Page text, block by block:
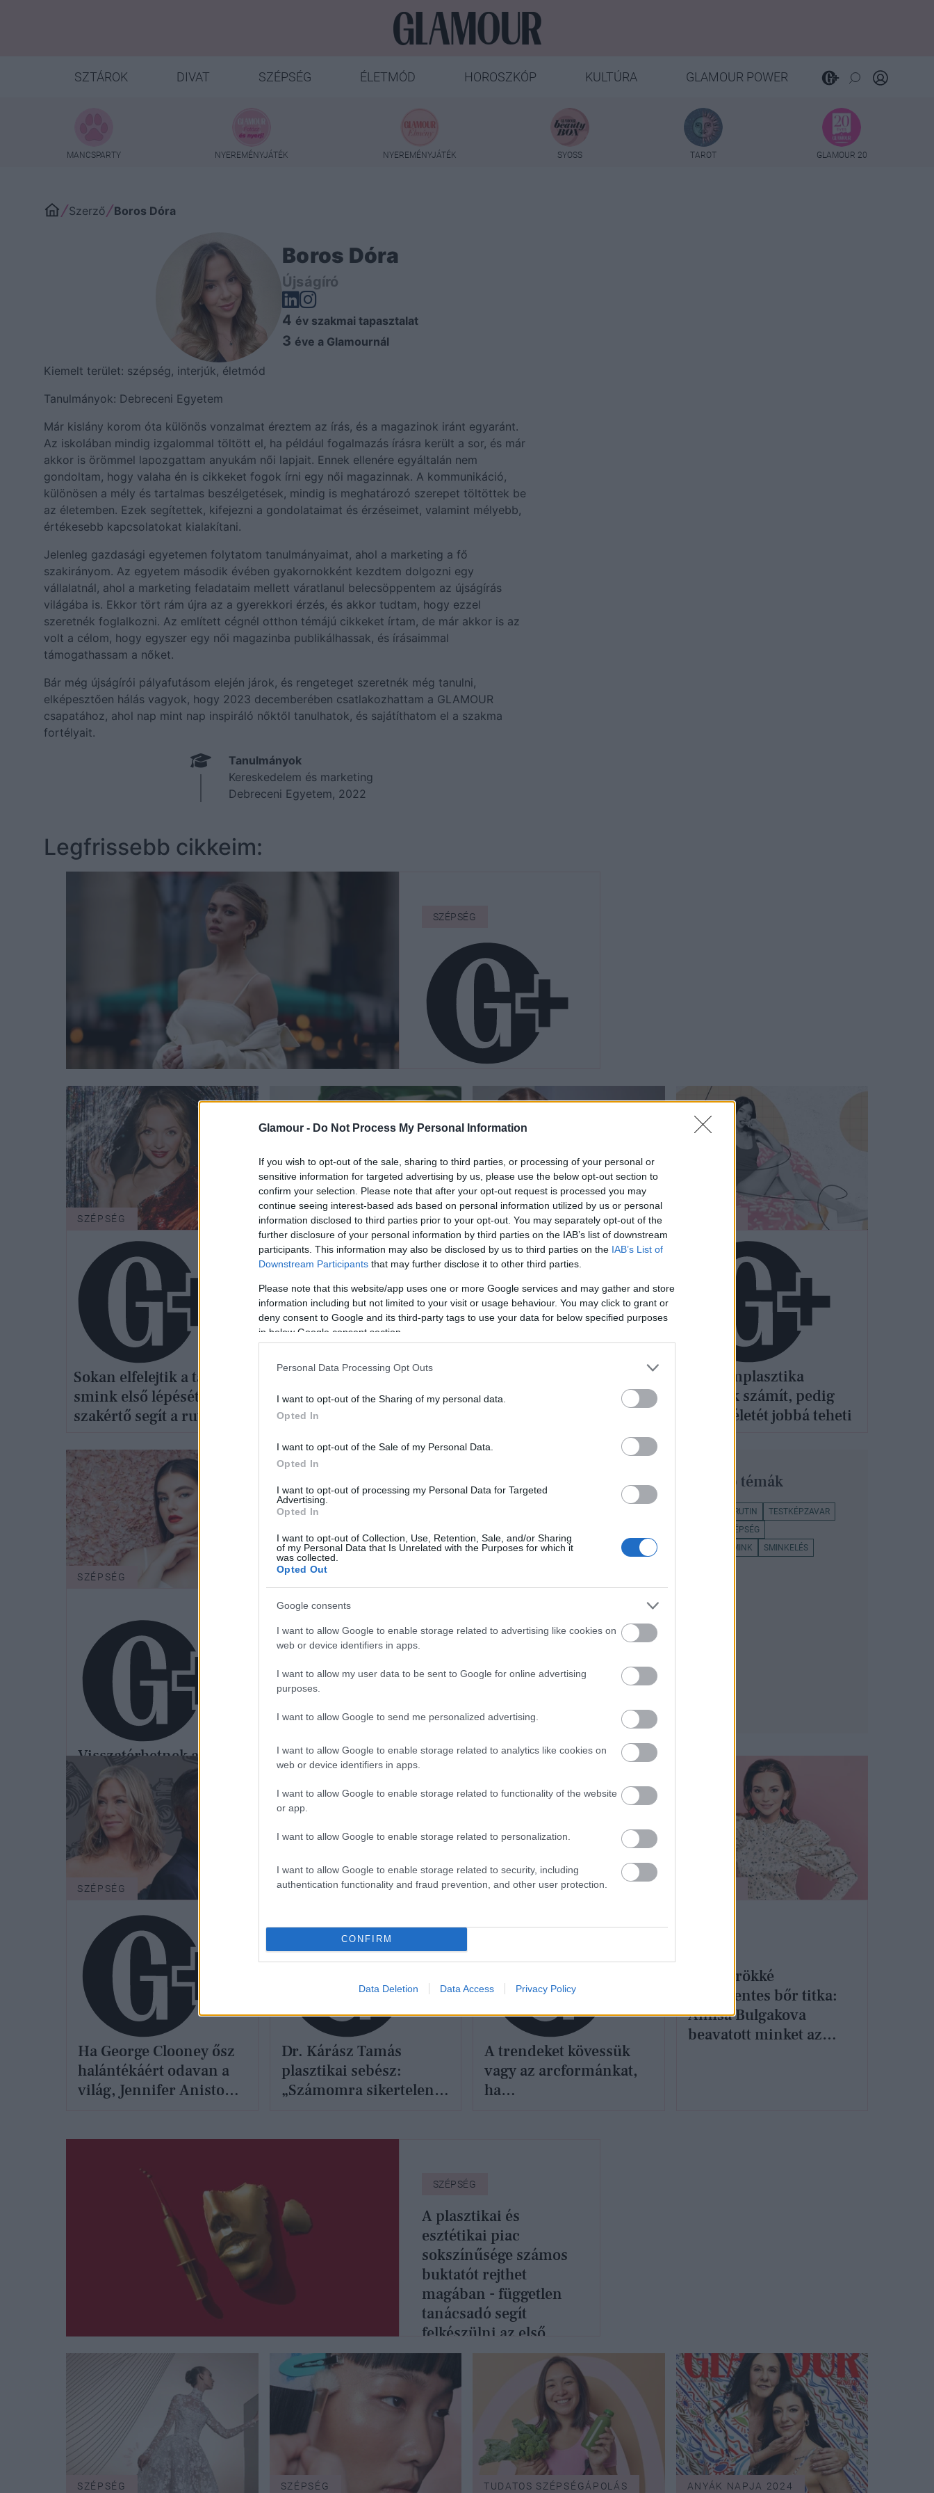
Glamour - Do Not Process My Personal Information
If you wish to opt-out of the sale, sharing to third parties, or processing of your personal or
sensitive information for targeted advertising by us, please use the below opt-out section to
confirm your selection. Please note that after your opt-out request is processed you may
continue seeing interest-based ads based on personal information utilized by us or personal
information disclosed to third parties prior to your opt-out. You may separately opt-out of the
further disclosure of your personal information by third parties on the IAB’s list of downstream
participants. This information may also be disclosed by us to third parties on the IAB’s List of
Downstream Participants that may further disclose it to other third parties.
Please note that this website/app uses one or more Google services and may gather and store
information including but not limited to your visit or usage behaviour. You may click to grant or
deny consent to Google and its third-party tags to use your data for below specified purposes
in below Google consent section.
Personal Data Processing Opt Outs
I want to opt-out of the Sharing of my personal data.
Opted In
I want to opt-out of the Sale of my Personal Data.
Opted In
I want to opt-out of processing my Personal Data for Targeted
Advertising.
Opted In
I want to opt-out of Collection, Use, Retention, Sale, and/or Sharing
of my Personal Data that Is Unrelated with the Purposes for which it
was collected.
Opted Out
Google consents
I want to allow Google to enable storage related to advertising like cookies on
web or device identifiers in apps.
I want to allow my user data to be sent to Google for online advertising
purposes.
I want to allow Google to send me personalized advertising.
I want to allow Google to enable storage related to analytics like cookies on
web or device identifiers in apps.
I want to allow Google to enable storage related to functionality of the website
or app.
I want to allow Google to enable storage related to personalization.
I want to allow Google to enable storage related to security, including
authentication functionality and fraud prevention, and other user protection.
CONFIRM
Data Deletion Data Access Privacy Policy
SZTÁROK DIVAT SZÉPSÉG ÉLETMÓD HOROSZKÓP KULTÚRA GLAMOUR POWER
MANCSPARTY NYEREMÉNYJÁTÉK NYEREMÉNYJÁTÉK SYOSS TAROT GLAMOUR 20
Szerző Boros Dóra
Boros Dóra
Újságíró
4 év szakmai tapasztalat
3 éve a Glamournál
Kiemelt terület: szépség, interjúk, életmód
Tanulmányok: Debreceni Egyetem
Már kislány korom óta különös vonzalmat éreztem az írás, és a magazinok iránt egyaránt.
Az iskolában mindig izgalommal töltött el, ha például fogalmazás írásra került a sor, és már
akkor is örömmel lapozgattam anyukám női lapjait. Ennek ellenére egyáltalán nem
gondoltam, hogy valaha én is cikkeket fogok írni egy női magazinnak. A kommunikáció,
különösen a mély és tartalmas beszélgetések, mindig is meghatározó szerepet töltöttek be
az életemben. Ezek segítettek, kifejezni a gondolataimat és érzéseimet, valamint mélyebb,
értékesebb kapcsolatokat kialakítani.
Jelenleg gazdasági egyetemen folytatom tanulmányaimat, ahol a marketing a fő
szakirányom. Az egyetem második évében gyakornokként kezdtem dolgozni egy
vállalatnál, ahol a marketing feladataim mellett váratlanul belecsöppentem az újságírás
világába is. Ekkor tört rám újra az a gyerekkori érzés, és akkor tudtam, hogy ezzel
szeretnék foglalkozni. Az említett cégnél otthon témájú cikkeket írtam, de már akkor is az
volt a célom, hogy egyszer egy női magazinba publikálhassak, és írásaimmal
támogathassam a nőket.
Bár még újságírói pályafutásom elején járok, és rengeteget szeretnék még tanulni,
elképesztően hálás vagyok, hogy 2023 decemberében csatlakozhattam a GLAMOUR
csapatához, ahol nap mint nap inspiráló nőktől tanulhatok, és sajátíthatom el a szakma
fortélyait.
Tanulmányok
Kereskedelem és marketing
Debreceni Egyetem, 2022
Legfrissebb cikkeim:
SZÉPSÉG
kevesebbet eszem:
étkezés
önbizalomharc
SZÉPSÉG
Sokan elfelejtik a tartós
smink első lépését:
szakértő segít a rutin
SZÉPSÉG
bőröm napi 3 liter víztől?
SZÉPSÉG
ilyen hajstílust
ha nincs időd foglalkozni
vele
Az intimplasztika
tabunak számít, pedig
sok nő életét jobbá teheti
SZÉPSÉG
Visszatérhetnek a kilencvenes
évek, de a mesterséges
intelligencia is egyre nagyobb
szerepet kap majd - szakértő
mesél az idei év sminktrendjeiről
Szakembert kérdeztünk: lehet-e az
ajakfeltöltés természetes?
Legnépszerűbb témák
BŐRÁPOLÁSI RUTIN
TESTKÉPZAVAR
SZÉPSÉG
BŐRÁPOLÁSI TIPPEK
SMINK
SMINKELÉS
SZÉPSÉG
Ha George Clooney ősz
halántékáért odavan a
világ, Jennifer Anistont
SZÉPSÉG
Dr. Kárász Tamás
plasztikai sebész:
„Számomra sikertelen
SZÉPSÉG
A trendeket kövessük
vagy az arcformánkat,
ha
Ez az örökké
ráncmentes bőr titka:
Anfisa Bulgakova
beavatott minket az
SZÉPSÉG
A plasztikai és
esztétikai piac
sokszínűsége számos
buktatót rejthet
magában - független
tanácsadó segít
felkészülni az első
beavatkozásra
SZÉPSÉG SZÉPSÉG TUDATOS SZÉPSÉGÁPOLÁS ANYÁK NAPJA 2024